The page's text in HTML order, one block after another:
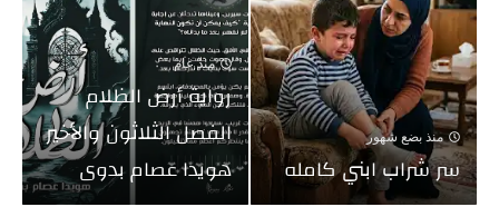
منذ بضع شهور
سر شراب ابني كامله
منذ عام
رواية أرض الظلام
الفصل الثلاثون والأخير
هويدا عصام بدوى